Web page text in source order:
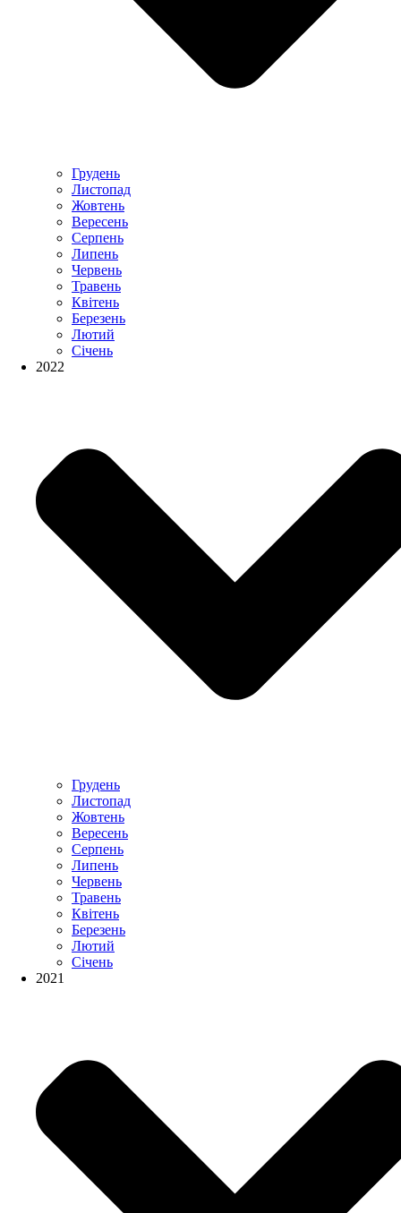
Грудень
Листопад
Жовтень
Вересень
Серпень
Липень
Червень
Травень
Квітень
Березень
Лютий
Січень
2022
Грудень
Листопад
Жовтень
Вересень
Серпень
Липень
Червень
Травень
Квітень
Березень
Лютий
Січень
2021